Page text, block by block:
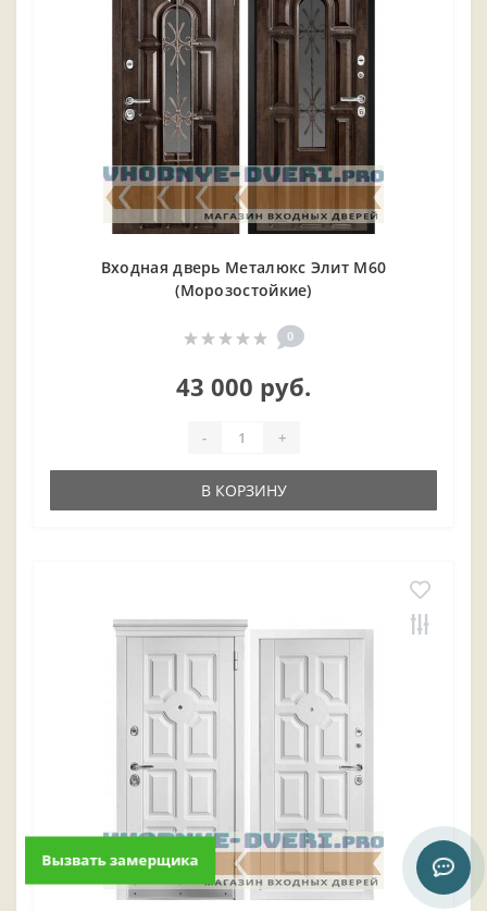
Входная дверь Металюкс Элит М60
(Морозостойкие)
0
43 000 руб.
- +
В КОРЗИНУ
Вызвать замерщика